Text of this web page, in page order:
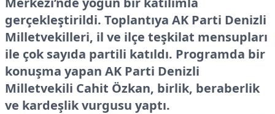
gerçekleştirildi. Toplantıya AK Parti Denizli
Milletvekilleri, il ve ilçe teşkilat mensupları
ile çok sayıda partili katıldı. Programda bir
konuşma yapan AK Parti Denizli
Milletvekili Cahit Özkan, birlik, beraberlik
ve kardeşlik vurgusu yaptı.